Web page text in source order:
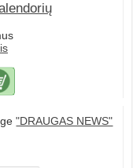
"DRAUGAS NEWS"